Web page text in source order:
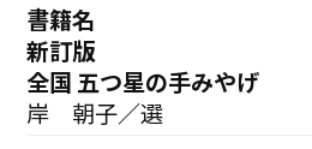
書籍名
新訂版
全国 五つ星の手みやげ
岸 朝子／選